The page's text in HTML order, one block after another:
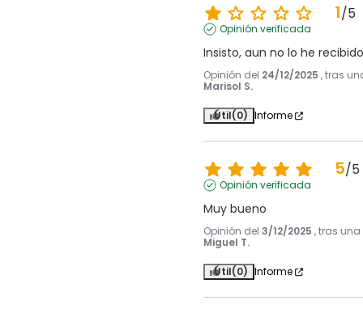
1/5
Opinión verificada
Insisto, aun no lo he
Opinión del 24/12/2025 , tras
Marisol S.
Útil(0) Informe
5/5
Opinión verificada
Muy bueno
Opinión del 3/12/2025 , tras
Miguel T.
Útil(0) Informe